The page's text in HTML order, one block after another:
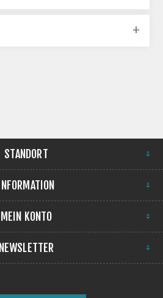
STANDORT
INFORMATION
MEIN KONTO
NEWSLETTER